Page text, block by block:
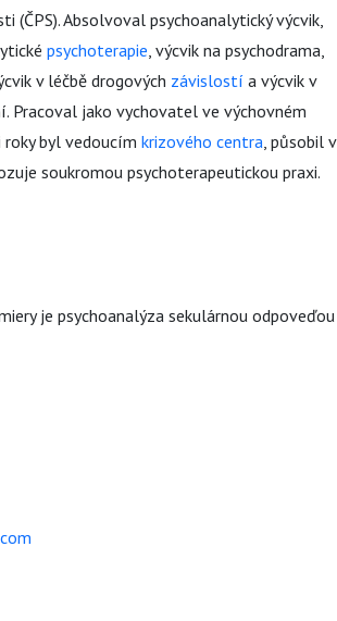
(ČPS). Absolvoval psychoanalytický výcvik,
psychoterapie, výcvik na psychodrama,
v léčbě drogových závislostí a výcvik v
Pracoval jako vychovatel ve výchovném
roky byl vedoucím krizového centra, působil v
soukromou psychoterapeutickou praxi.
je psychoanalýza sekulárnou odpoveďou